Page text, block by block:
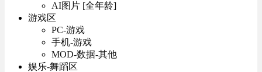
AI图片 [全年龄]
游戏区
PC-游戏
手机-游戏
MOD-数据-其他
娱乐-舞蹈区